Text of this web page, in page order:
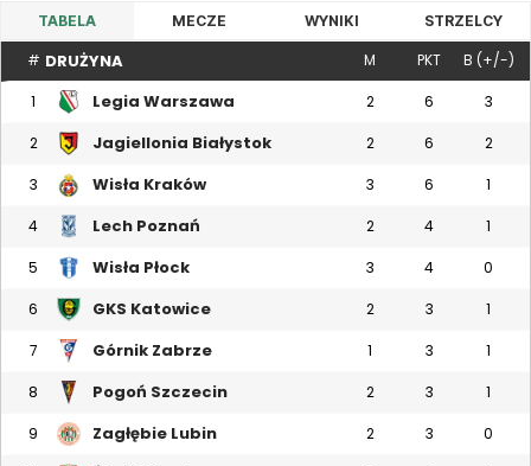
TABELA MECZE WYNIKI STRZELCY
# DRUŻYNA M PKT B (+/-)
1 Legia Warszawa 2 6 3
2 Jagiellonia Białystok 2 6 2
3 Wisła Kraków 3 6 1
4 Lech Poznań 2 4 1
5 Wisła Płock 3 4 0
6 GKS Katowice 2 3 1
7 Górnik Zabrze 1 3 1
8 Pogoń Szczecin 2 3 1
9 Zagłębie Lubin 2 3 0